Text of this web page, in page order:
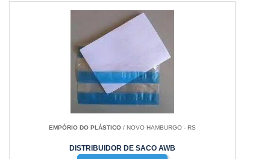
EMPÓRIO DO PLÁSTICO / NOVO HAMBURGO - RS
DISTRIBUIDOR DE SACO AWB